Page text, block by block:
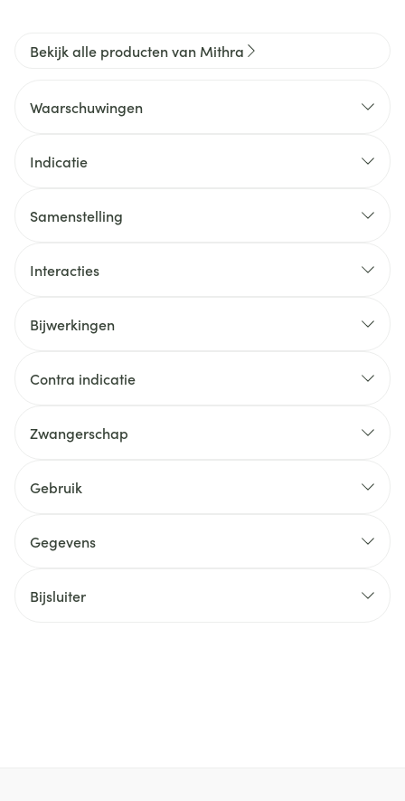
Bekijk alle producten van Mithra
Waarschuwingen
Indicatie
Samenstelling
Interacties
Bijwerkingen
Contra indicatie
Zwangerschap
Gebruik
Gegevens
Bijsluiter